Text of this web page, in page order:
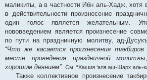
маликиты, а в частности Ибн аль-Хадж, хотя
в действительности произнесение
один голос является желательным.
нововведением является произнесение
по пути на праздничную молитву, ад-
“Что же касается произнесения
месте проведения праздничной
хорошим деянием”. См. “Хашия ‘аля аш-Шарх аль-
Также коллективное произнесение